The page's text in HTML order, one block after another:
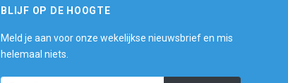
BLIJF OP DE HOOGTE
Meld je aan voor onze wekelijkse nieuwsbrief en mis
helemaal niets.